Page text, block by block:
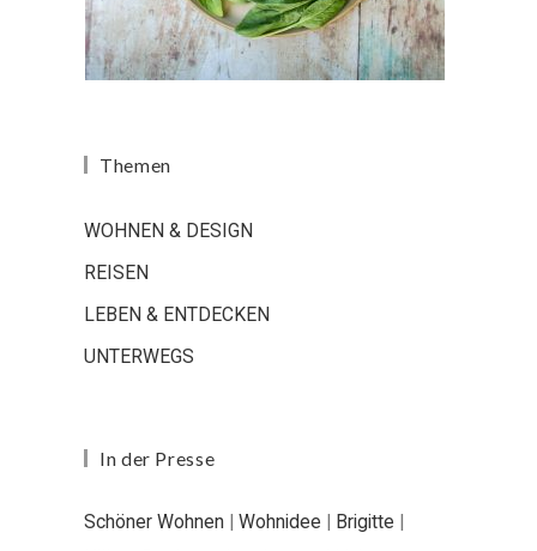
Themen
WOHNEN & DESIGN
REISEN
LEBEN & ENTDECKEN
UNTERWEGS
In der Presse
Schöner Wohnen Wohnidee Brigitte